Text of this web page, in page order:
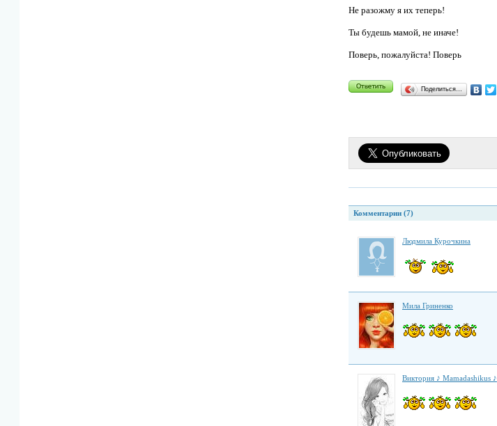
Не разожму я их теперь!
Ты будешь мамой, не иначе!
Поверь, пожалуйста! Поверь
Поделиться…
Комментарии (7)
Людмила Курочкина
Мила Гриненко
Виктория ♪ Mamadashikus ♪